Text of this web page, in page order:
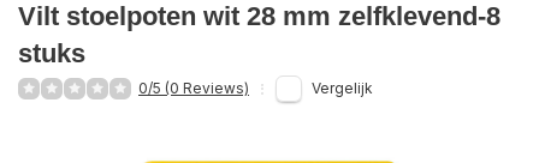
Vilt stoelpoten wit 28 mm zelfklevend-8
stuks
0/5 (0 Reviews) Vergelijk